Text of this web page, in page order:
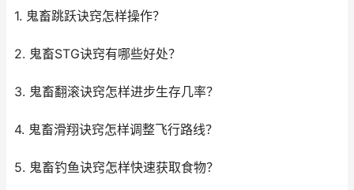
1. 鬼畜跳跃诀窍怎样操作？
2. 鬼畜STG诀窍有哪些好处？
3. 鬼畜翻滚诀窍怎样进步生存几率？
4. 鬼畜滑翔诀窍怎样调整飞行路线？
5. 鬼畜钓鱼诀窍怎样快速获取食物？